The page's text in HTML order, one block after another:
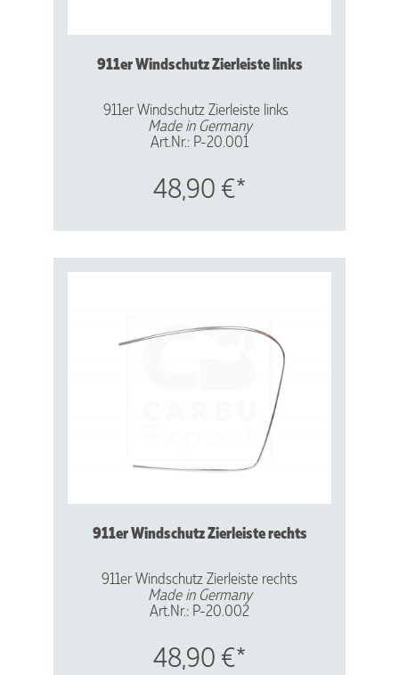
911er Windschutz Zierleiste links
911er Windschutz Zierleiste links
Made in Germany
Art.Nr.: P-20.001
Aluminium - Hochglanz-eloxiert
48,90 €*
911er Windschutz Zierleiste rechts
911er Windschutz Zierleiste rechts
Made in Germany
Art.Nr.: P-20.002
Aluminium - Hochglanz-eloxiert
48,90 €*